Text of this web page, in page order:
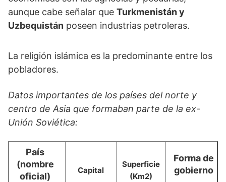
aunque cabe señalar que Turkmenistán y
Uzbequistán poseen industrias petroleras.
La religión islámica es la predominante entre los
pobladores.
Datos importantes de los países del norte y
centro de Asia que formaban parte de la ex-
Unión Soviética:
País
(nombre
oficial)
Capital
Superficie
(Km2)
Forma de
gobierno